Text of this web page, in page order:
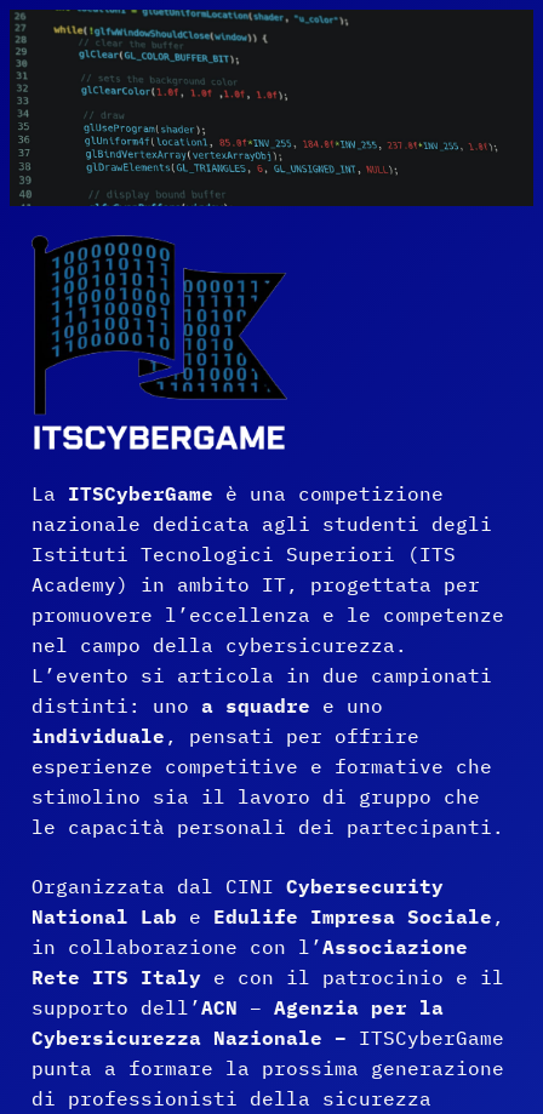
Vai
al
contenuto
La ITSCyberGame è una competizione
nazionale dedicata agli studenti degli
Istituti Tecnologici Superiori (ITS
Academy) in ambito IT, progettata per
promuovere l’eccellenza e le competenze
nel campo della cybersicurezza.
L’evento si articola in due campionati
distinti: uno a squadre e uno
individuale , pensati per offrire
esperienze competitive e formative che
stimolino sia il lavoro di gruppo che
le capacità personali dei partecipanti.
Organizzata dal CINI Cybersecurity
National Lab e Edulife Impresa Sociale ,
in collaborazione con l’Associazione
Rete ITS Italye con il patrocinio e il
supporto dell’ACN – Agenzia per la
Cybersicurezza Nazionale – ITSCyberGame
punta a formare la prossima generazione
di professionisti della sicurezza